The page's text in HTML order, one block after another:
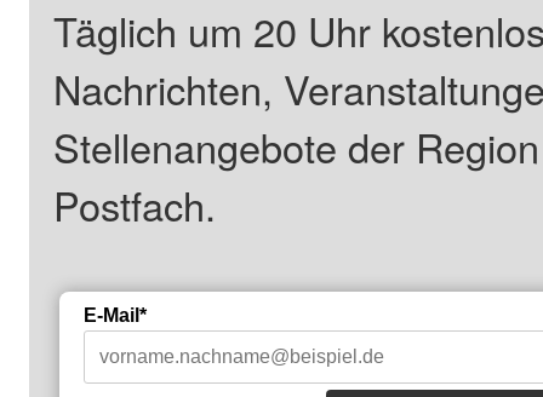
Täglich um 20 Uhr
Nachrichten,
Stellenangebote der
Postfach.
E-Mail*